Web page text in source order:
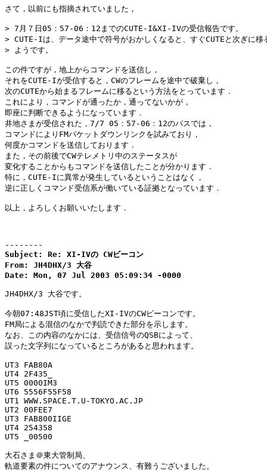
さて，以前にも指摘されていました，
> 7月７日05：57-06：12までのCUTE-I&XI-IVの受信報告です。
> CUTE-Iは、データ途中で符号がおかしくなると、すぐCUTEと次ぎに移
> ようです。
この件ですが，地上からコマンドを送信し，
それをCUTE-Iが受信すると，CWのフレームを途中で破棄し，
次のCUTEから始まるフレームに移るという方法をとっています．
これにより，コマンドが通ったか，通ってないかが，
即座に判断できるようになっています．
井地さまが受信された，7/7 05：57-06：12のパスでは，
コマンドによりFMパケットダウンリンクを試みており，
何度かコマンドを送信しております．
また，その前後でCWテレメトリ中のステータスが
変化することからもコマンドを送信したことが分かります．
特に，CUTE-Iに異常が発生しているということはなく，
逆に正しくコマンド受信系が働いている証拠となっています．
以上，よろしくお願いいたします．
--------
Subject: Re: XI-IVの CWビーコン
From: JH4DHX/3 大谷
Date: Mon, 07 Jul 2003 05:09:34 -0000
JH4DHX/3 大谷です。
今朝07:48JST頃に受信したXI-IVのCWビーコンです。
FM局による混信のなかで判読できた部分を示します。
なお、この内容のなかには、受信信号のQSBによって、
誤った文字列になっているところがあると思われます。
UT3 FAB80A
UT4 2F435_
UT5 0000IM3
UT6 5556F55F58
UT1 WWW.SPACE.T.U-TOKYO.AC.JP
UT2 00FEE7
UT3 FAB800IIGE
UT4 254358
UT5 _00500
大石さま＠東大管制局、
軌道要素の件についてのアナウンス、有難うございました。